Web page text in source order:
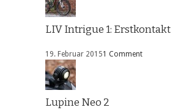
LIV Intrigue 1: Erstkontakt
19. Februar 20151 Comment
Lupine Neo 2